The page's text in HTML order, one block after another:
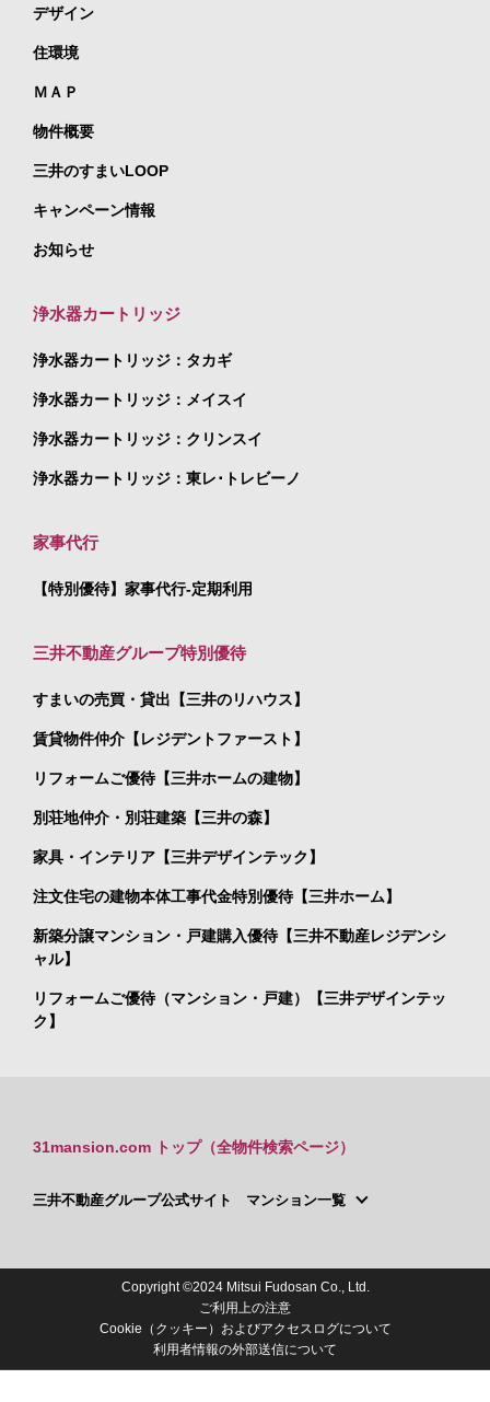
デザイン
住環境
ＭＡＰ
物件概要
三井のすまいLOOP
キャンペーン情報
お知らせ
浄水器カートリッジ
浄水器カートリッジ：タカギ
浄水器カートリッジ：メイスイ
浄水器カートリッジ：クリンスイ
浄水器カートリッジ：東レ･トレビーノ
家事代行
【特別優待】家事代行-定期利用
三井不動産グループ特別優待
すまいの売買・貸出【三井のリハウス】
賃貸物件仲介【レジデントファースト】
リフォームご優待【三井ホームの建物】
別荘地仲介・別荘建築【三井の森】
家具・インテリア【三井デザインテック】
注文住宅の建物本体工事代金特別優待【三井ホーム】
新築分譲マンション・戸建購入優待【三井不動産レジデンシ
ャル】
リフォームご優待（マンション・戸建）【三井デザインテッ
ク】
31mansion.com トップ（全物件検索ページ）
三井不動産グループ公式サイト マンション一覧
Copyright ©2024 Mitsui Fudosan Co., Ltd.
ご利用上の注意
Cookie（クッキー）およびアクセスログについて
利用者情報の外部送信について